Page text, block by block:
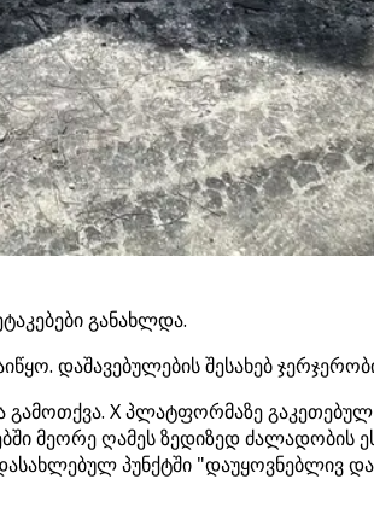
განახლდა.
დაშავებულების შესახებ
X პლატფორმაზე გაკეთებულ
მეორე ღამეს ზედიზედ ძალადობის
პუნქტში "დაუყოვნებლივ